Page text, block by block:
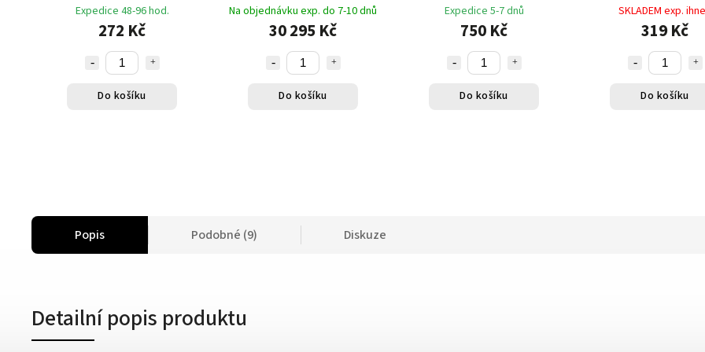
Expedice 48-96 hod.
272 Kč
Do košíku
Na objednávku exp. do 7-10 dnů
30 295 Kč
Do košíku
Expedice 5-7 dnů
750 Kč
Do košíku
SKLADEM exp.
319 Kč
Do košíku
Popis Podobné (9) Diskuze
Detailní popis produktu